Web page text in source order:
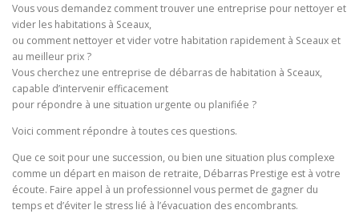
Vous vous demandez comment trouver une entreprise pour nettoyer et
vider les habitations à Sceaux,
ou comment nettoyer et vider votre habitation rapidement à Sceaux et
au meilleur prix ?
Vous cherchez une entreprise de débarras de habitation à Sceaux,
capable d’intervenir efficacement
pour répondre à une situation urgente ou planifiée ?
Voici comment répondre à toutes ces questions.
Que ce soit pour une succession, ou bien une situation plus complexe
comme un départ en maison de retraite, Débarras Prestige est à votre
écoute. Faire appel à un professionnel vous permet de gagner du
temps et d’éviter le stress lié à l’évacuation des encombrants.